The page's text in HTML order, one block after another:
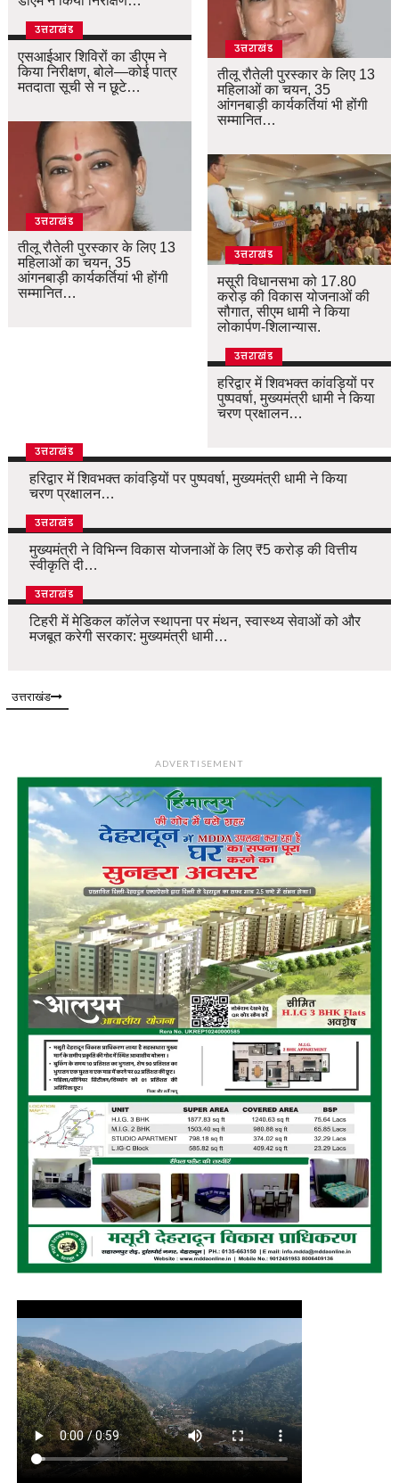
उत्तराखंड
एसआईआर शिविरों का डीएम ने
किया निरीक्षण, बोले—कोई पात्र
मतदाता सूची से न छूटे…
उत्तराखंड
तीलू रौतेली पुरस्कार के लिए 13
महिलाओं का चयन, 35
आंगनबाड़ी कार्यकर्तियां भी होंगी
सम्मानित…
उत्तराखंड
तीलू रौतेली पुरस्कार के लिए 13
महिलाओं का चयन, 35
आंगनबाड़ी कार्यकर्तियां भी होंगी
सम्मानित…
उत्तराखंड
मसूरी विधानसभा को 17.80
करोड़ की विकास योजनाओं की
सौगात, सीएम धामी ने किया
लोकार्पण-शिलान्यास.
उत्तराखंड
हरिद्वार में शिवभक्त कांवड़ियों पर
पुष्पवर्षा, मुख्यमंत्री धामी ने किया
चरण प्रक्षालन…
उत्तराखंड
हरिद्वार में शिवभक्त कांवड़ियों पर पुष्पवर्षा, मुख्यमंत्री धामी ने किया
चरण प्रक्षालन…
उत्तराखंड
मुख्यमंत्री ने विभिन्न विकास योजनाओं के लिए ₹5 करोड़ की वित्तीय
स्वीकृति दी…
उत्तराखंड
टिहरी में मेडिकल कॉलेज स्थापना पर मंथन, स्वास्थ्य सेवाओं को और
मजबूत करेगी सरकार: मुख्यमंत्री धामी…
उत्तराखंड
ADVERTISEMENT